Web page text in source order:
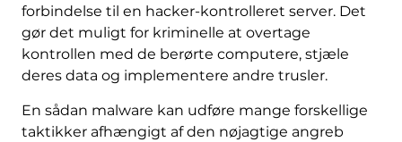
forbindelse til en hacker-kontrolleret server. Det
gør det muligt for kriminelle at overtage
kontrollen med de berørte computere, stjæle
deres data og implementere andre trusler.
En sådan malware kan udføre mange forskellige
taktikker afhængigt af den nøjagtige angreb